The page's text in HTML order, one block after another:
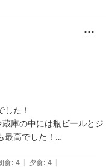
た！
庫の中には瓶ビールとジ
高でした！
、
食: 4 | 夕食: 4 |